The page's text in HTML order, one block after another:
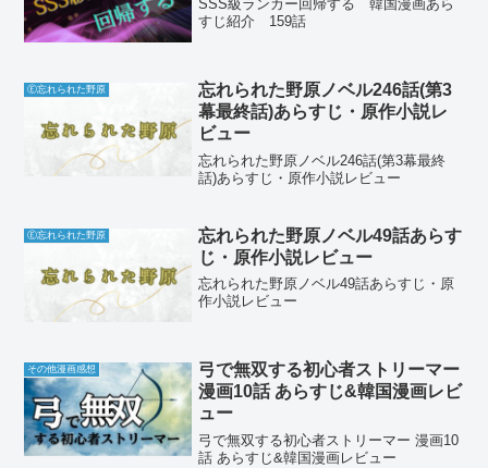
SSS級ランカー回帰する 韓国漫画あら
すじ紹介 159話
Ⓔ忘れられた野原
忘れられた野原ノベル246話(第3
幕最終話)あらすじ・原作小説レ
ビュー
忘れられた野原ノベル246話(第3幕最終
話)あらすじ・原作小説レビュー
Ⓔ忘れられた野原
忘れられた野原ノベル49話あらす
じ・原作小説レビュー
忘れられた野原ノベル49話あらすじ・原
作小説レビュー
その他漫画感想
弓で無双する初心者ストリーマー
漫画10話 あらすじ&韓国漫画レビ
ュー
弓で無双する初心者ストリーマー 漫画10
話 あらすじ&韓国漫画レビュー